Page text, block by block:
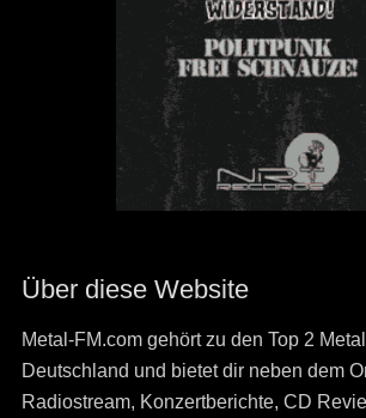
Über diese Website
Metal-FM.com gehört zu den Top 2
Deutschland und bietet dir neben dem
Radiostream, Konzertberichte, CD